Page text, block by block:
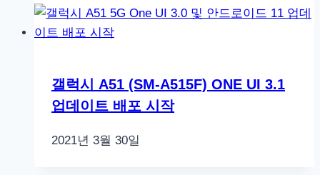
갤럭시 A51 (SM-A515F) ONE UI 3.1
업데이트 배포 시작
2021년 3월 30일